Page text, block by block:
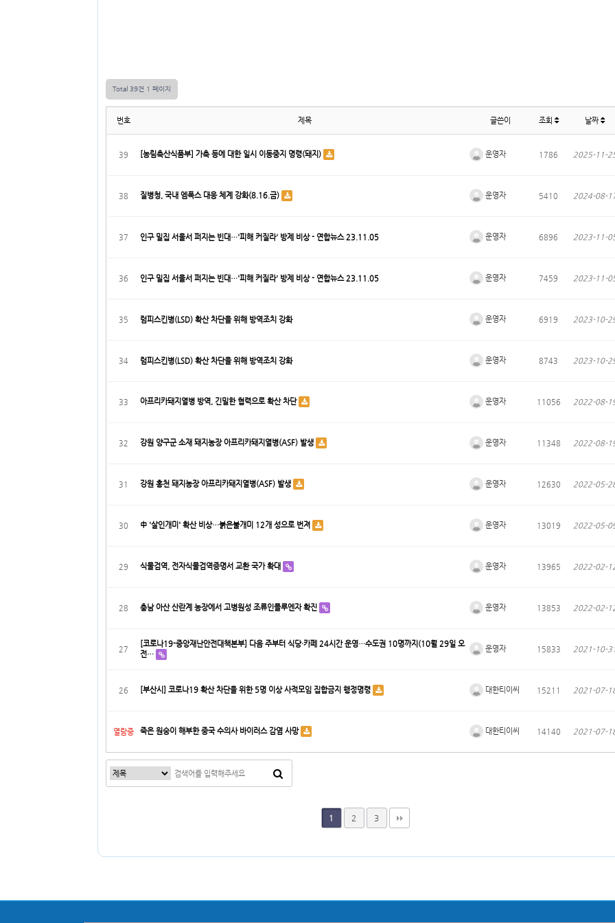
Total 39건 1 페이지
번호 제목 글쓴이 조회 날짜
39 [농림축산식품부] 가축 등에 대한 일시 이동중지 명령(돼지) 운영자 1786 2025-11-
38 질병청, 국내 엠폭스 대응 체계 강화(8.16.금) 운영자 5410 2024-08-
37 인구 밀집 서울서 퍼지는 빈대…'피해 커질라' 방제 비상 - 연합뉴스 23.11.05 운영자 6896 2023-11-
36 인구 밀집 서울서 퍼지는 빈대…'피해 커질라' 방제 비상 - 연합뉴스 23.11.05 운영자 7459 2023-11-
35 럼피스킨병(LSD) 확산 차단을 위해 방역조치 강화 운영자 6919 2023-10-
34 럼피스킨병(LSD) 확산 차단을 위해 방역조치 강화 운영자 8743 2023-10-
33 아프리카돼지열병 방역, 긴밀한 협력으로 확산 차단 운영자 11056 2022-08-
32 강원 양구군 소재 돼지농장 아프리카돼지열병(ASF) 발생 운영자 11348 2022-08-
31 강원 홍천 돼지농장 아프리카돼지열병(ASF) 발생 운영자 12630 2022-05-
30 中 '살인개미' 확산 비상…붉은불개미 12개 성으로 번져 운영자 13019 2022-05-
29 식물검역, 전자식물검역증명서 교환 국가 확대 운영자 13965 2022-02-
28 충남 아산 산란계 농장에서 고병원성 조류인플루엔자 확진 운영자 13853 2022-02-
27
[코로나19-중앙재난안전대책본부] 다음 주부터 식당·카페 24시간 운영…수도권 10명까지(10월 29일 오
전…
운영자 15833 2021-10-
26 [부산시] 코로나19 확산 차단을 위한 5명 이상 사적모임 집합금지 행정명령 대한티이씨 15211 2021-07-
열람중 죽은 원숭이 해부한 중국 수의사 바이러스 감염 사망 대한티이씨 14140 2021-07-
1 2 3